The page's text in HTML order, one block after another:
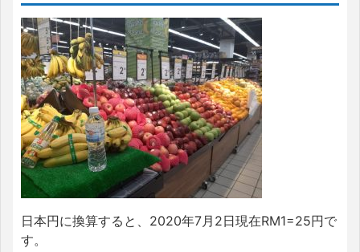
日本円に換算すると、2020年7月2日現在RM1=25円で
す。